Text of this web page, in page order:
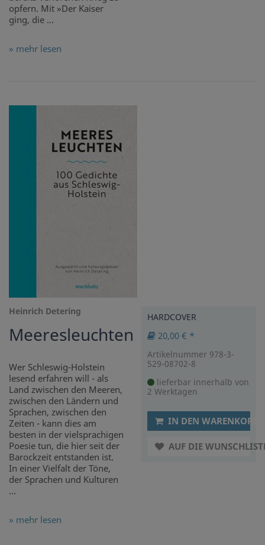
opfern. Mit »Der Kaiser
ging, die ...
» mehr lesen
Heinrich Detering
Meeresleuchten
Wer Schleswig-Holstein
lesend erfahren will - als
Land zwischen den Meeren,
zwischen den Ländern und
Sprachen, zwischen den
Zeiten - kann dies am
besten in der vielsprachigen
Poesie tun, die hier seit der
Barockzeit entstanden ist.
In einer Vielfalt der Töne,
der Sprachen und Kulturen
...
» mehr lesen
HARDCOVER
20,00 € *
Artikelnummer 978-3-
529-08702-8
lieferbar innerhalb von
2 Werktagen
IN DEN WARENKORB
AUF DIE